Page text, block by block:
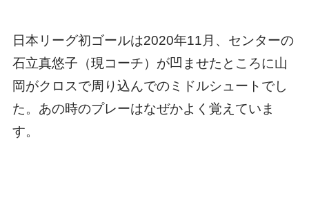
日本リーグ初ゴールは2020年11月、センターの
石立真悠子（現コーチ）が凹ませたところに山
岡がクロスで周り込んでのミドルシュートでし
た。あの時のプレーはなぜかよく覚えていま
す。